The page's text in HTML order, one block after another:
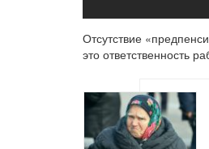
Отсутствие
это ответственность